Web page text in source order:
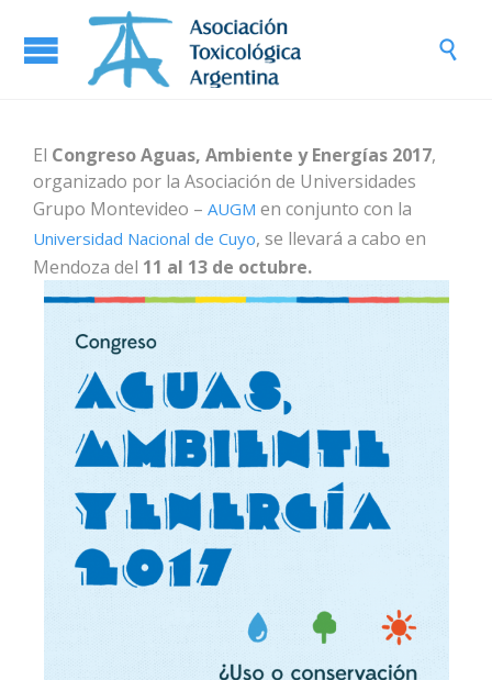

El Congreso Aguas, Ambiente y Energías 2017,
organizado por la Asociación de Universidades
Grupo Montevideo – AUGM en conjunto con la
Universidad Nacional de Cuyo, se llevará a cabo en
Mendoza del 11 al 13 de octubre.